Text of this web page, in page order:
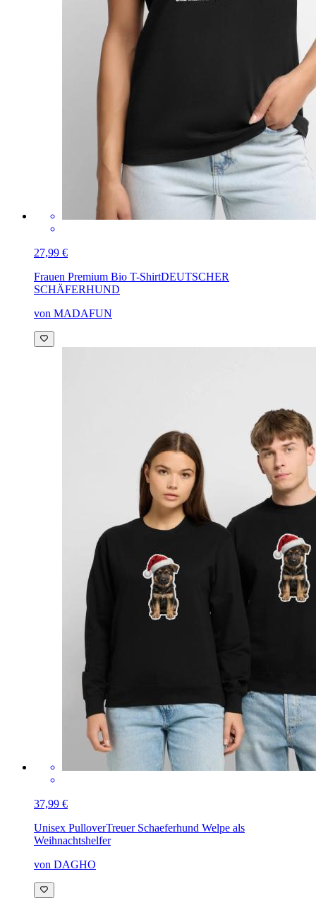
27,99 €
Frauen Premium Bio T-ShirtDEUTSCHER
SCHÄFERHUND
von MADAFUN
37,99 €
Unisex PulloverTreuer Schaeferhund Welpe als
Weihnachtshelfer
von DAGHO